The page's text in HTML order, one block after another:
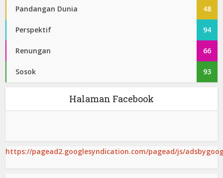
Pandangan Dunia 48
Perspektif 94
Renungan 66
Sosok 93
Halaman Facebook
https://pagead2.googlesyndication.com/pagead/js/